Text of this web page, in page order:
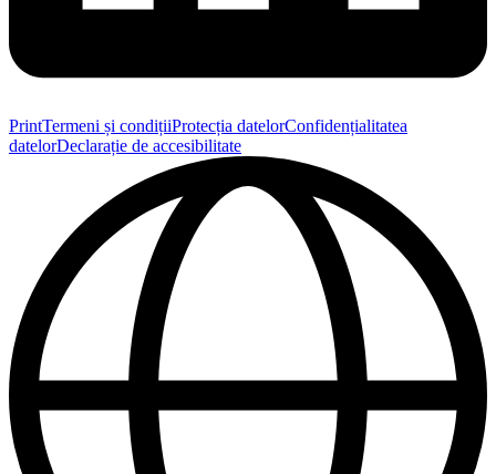
PrintTermeni și condițiiProtecția datelorConfidențialitatea
datelorDeclarație de accesibilitate